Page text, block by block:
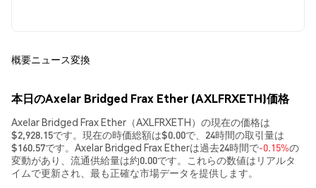
概要ニュース変換
本日のAxelar Bridged Frax Ether (AXLFRXETH)価格
Axelar Bridged Frax Ether（AXLFRXETH）の現在の価格は
$2,928.15です。現在の時価総額は$0.00で、24時間の取引量は
$160.57です。Axelar Bridged Frax Etherは過去24時間で-0.15%の
変動があり、流通供給量は約0.00です。これらの数値はリアルタ
イムで更新され、最も正確な市場データを提供します。